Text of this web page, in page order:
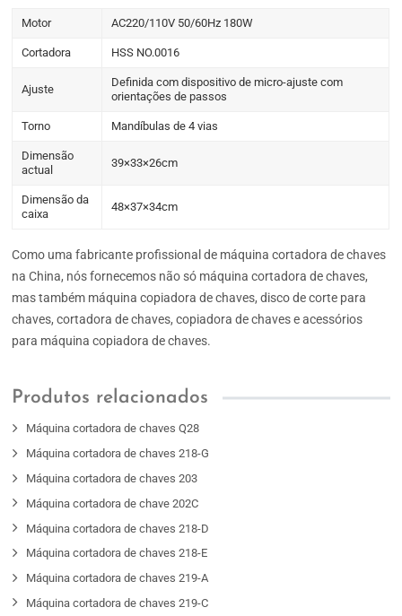
Motor AC220/110V 50/60Hz 180W
Cortadora HSS NO.0016
Ajuste
Definida com dispositivo de micro-ajuste com
orientações de passos
Torno Mandíbulas de 4 vias
Dimensão
actual
39×33×26cm
Dimensão da
caixa
48×37×34cm
Como uma fabricante profissional de máquina cortadora de chaves
na China, nós fornecemos não só máquina cortadora de chaves,
mas também máquina copiadora de chaves, disco de corte para
chaves, cortadora de chaves, copiadora de chaves e acessórios
para máquina copiadora de chaves.
Produtos relacionados
Máquina cortadora de chaves Q28
Máquina cortadora de chaves 218-G
Máquina cortadora de chaves 203
Máquina cortadora de chave 202C
Máquina cortadora de chaves 218-D
Máquina cortadora de chaves 218-E
Máquina cortadora de chaves 219-A
Máquina cortadora de chaves 219-C